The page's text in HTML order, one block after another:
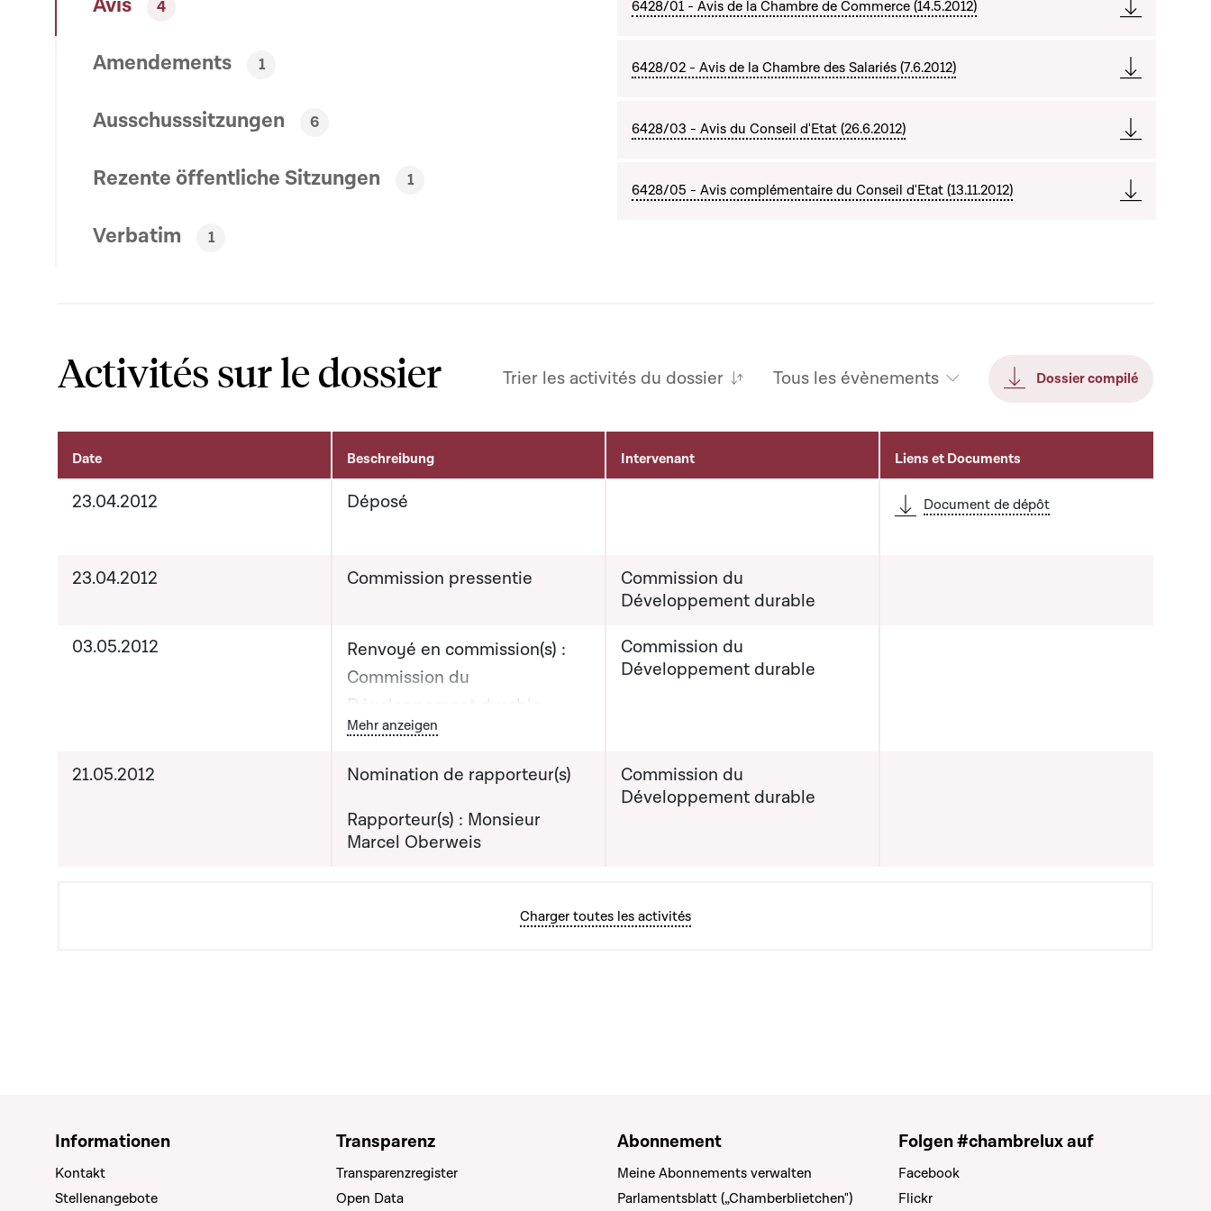
Avis 4
Amendements 1
Ausschusssitzungen 6
Rezente öffentliche Sitzungen 1
Verbatim 1
6428/01 - Avis de la Chambre de Commerce (14.5.2012)
6428/02 - Avis de la Chambre des Salariés (7.6.2012)
6428/03 - Avis du Conseil d'Etat (26.6.2012)
6428/05 - Avis complémentaire du Conseil d'Etat (13.11.2012)
Activités sur le dossier Trier les activités du dossier Tous les évènements Dossier compilé
Activités sur le dossier
Date Beschreibung Intervenant Liens et Documents
23.04.2012 Déposé Document de dépôt
23.04.2012 Commission pressentie
Commission du
Développement durable
03.05.2012
Renvoyé en commission(s) :
Commission du
Développement durable
Date prévisionnelle du rapport
de commission : 27-11-2012
Bouton graphique servant à afficher ou cacher tous les éléments de la liste qui précède
Mehr anzeigen
Commission du
Développement durable
21.05.2012
Nomination de rapporteur(s)
Rapporteur(s) : Monsieur
Marcel Oberweis
Commission du
Développement durable
Charger toutes les activités
Informationen
Kontakt
Stellenangebote
Transparenz
Transparenzregister
Open Data
Abonnement
Meine Abonnements verwalten
Parlamentsblatt („Chamberblietchen")
Folgen #chambrelux auf
Facebook
Flickr